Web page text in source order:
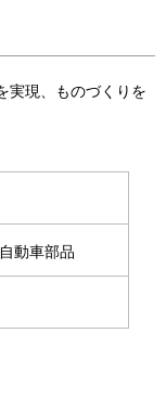
実現、ものづくりを
動車部品